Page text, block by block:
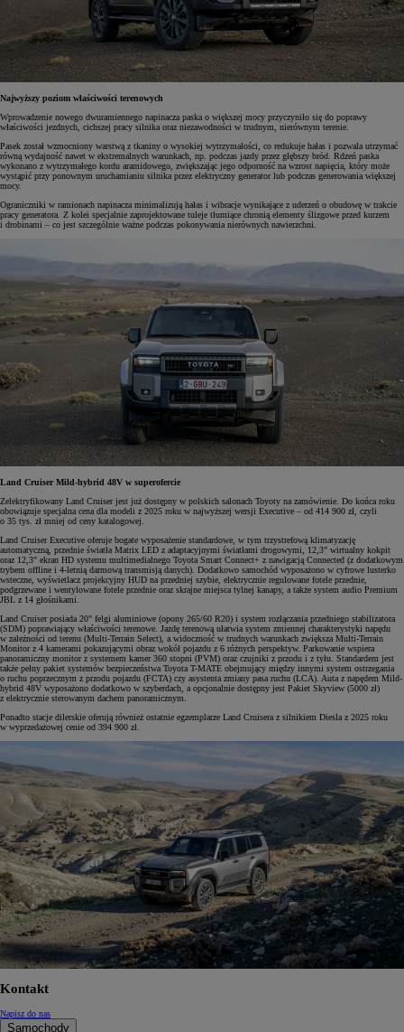
Najwyższy poziom właściwości terenowych
Wprowadzenie nowego dwuramiennego napinacza paska o większej mocy przyczyniło się do poprawy
właściwości jezdnych, cichszej pracy silnika oraz niezawodności w trudnym, nierównym terenie.
Pasek został wzmocniony warstwą z tkaniny o wysokiej wytrzymałości, co redukuje hałas i pozwala utrzymać
równą wydajność nawet w ekstremalnych warunkach, np. podczas jazdy przez głębszy bród. Rdzeń paska
wykonano z wytrzymałego kordu aramidowego, zwiększając jego odporność na wzrost napięcia, który może
wystąpić przy ponownym uruchamianiu silnika przez elektryczny generator lub podczas generowania większej
mocy.
Ograniczniki w ramionach napinacza minimalizują hałas i wibracje wynikające z uderzeń o obudowę w trakcie
pracy generatora. Z kolei specjalnie zaprojektowane tuleje tłumiące chronią elementy ślizgowe przed kurzem
i drobinami – co jest szczególnie ważne podczas pokonywania nierównych nawierzchni.
Land Cruiser Mild-hybrid 48V w superofercie
Zelektryfikowany Land Cruiser jest już dostępny w polskich salonach Toyoty na zamówienie. Do końca roku
obowiązuje specjalna cena dla modeli z 2025 roku w najwyższej wersji Executive – od 414 900 zł, czyli
o 35 tys. zł mniej od ceny katalogowej.
Land Cruiser Executive oferuje bogate wyposażenie standardowe, w tym trzystrefową klimatyzację
automatyczną, przednie światła Matrix LED z adaptacyjnymi światłami drogowymi, 12,3" wirtualny kokpit
oraz 12,3" ekran HD systemu multimedialnego Toyota Smart Connect+ z nawigacją Connected (z dodatkowym
trybem offline i 4-letnią darmową transmisją danych). Dodatkowo samochód wyposażono w cyfrowe lusterko
wsteczne, wyświetlacz projekcyjny HUD na przedniej szybie, elektrycznie regulowane fotele przednie,
podgrzewane i wentylowane fotele przednie oraz skrajne miejsca tylnej kanapy, a także system audio Premium
JBL z 14 głośnikami.
Land Cruiser posiada 20" felgi aluminiowe (opony 265/60 R20) i system rozłączania przedniego stabilizatora
(SDM) poprawiający właściwości terenowe. Jazdę terenową ułatwia system zmiennej charakterystyki napędu
w zależności od terenu (Multi-Terrain Select), a widoczność w trudnych warunkach zwiększa Multi-Terrain
Monitor z 4 kamerami pokazującymi obraz wokół pojazdu z 6 różnych perspektyw. Parkowanie wspiera
panoramiczny monitor z systemem kamer 360 stopni (PVM) oraz czujniki z przodu i z tyłu. Standardem jest
także pełny pakiet systemów bezpieczeństwa Toyota T-MATE obejmujący między innymi system ostrzegania
o ruchu poprzecznym z przodu pojazdu (FCTA) czy asystenta zmiany pasa ruchu (LCA). Auta z napędem Mild-
hybrid 48V wyposażono dodatkowo w szyberdach, a opcjonalnie dostępny jest Pakiet Skyview (5000 zł)
z elektrycznie sterowanym dachem panoramicznym.
Ponadto stacje dilerskie oferują również ostatnie egzemplarze Land Cruisera z silnikiem Diesla z 2025 roku
w wyprzedażowej cenie od 394 900 zł.
Kontakt
Napisz do nas
Samochody